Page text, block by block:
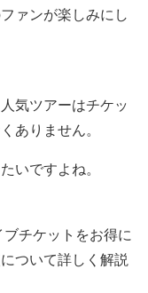
ァンが楽しみにし
気ツアーはチケッ
ありません。
いですよね。
チケットをお得に
ついて詳しく解説